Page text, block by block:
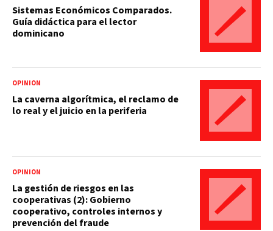
Sistemas Económicos Comparados.
Guía didáctica para el lector
dominicano
OPINIÓN
La caverna algorítmica, el reclamo de
lo real y el juicio en la periferia
OPINIÓN
La gestión de riesgos en las
cooperativas (2): Gobierno
cooperativo, controles internos y
prevención del fraude